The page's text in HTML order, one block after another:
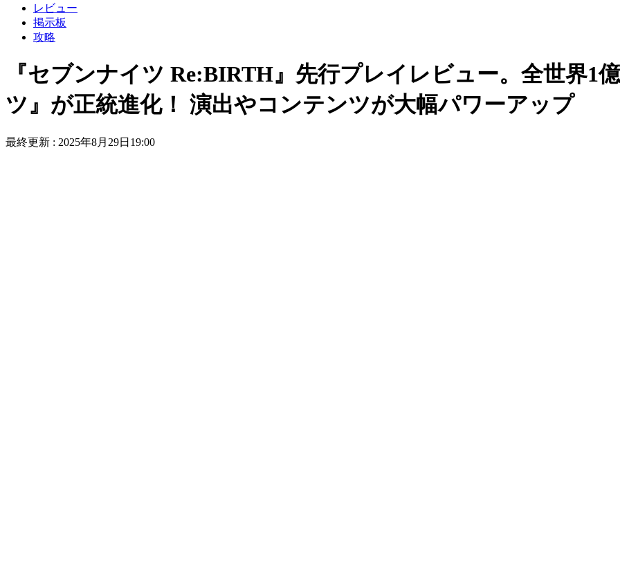
レビュー
掲示板
攻略
『セブンナイツ Re:BIRTH』先行プレイレビュー。全世界1
ツ』が正統進化！ 演出やコンテンツが大幅パワーアップ
最終更新 : 2025年8月29日19:00